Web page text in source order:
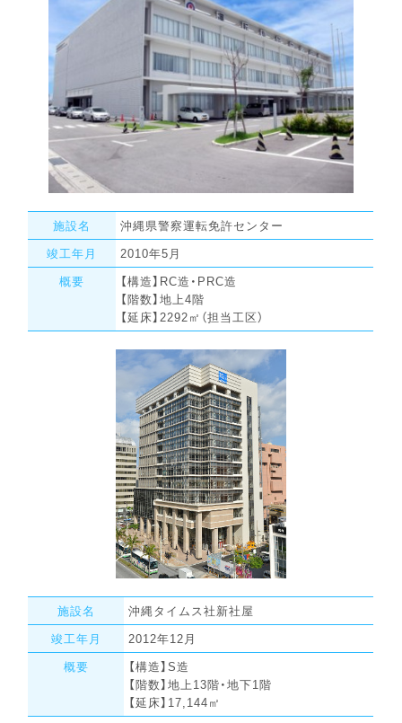
施設名
沖縄県警察運転免許センター
竣工年月
2010年5月
概要
【構造】RC造・PRC造
【階数】地上4階
【延床】2292㎡（担当工区）
施設名
沖縄タイムス社新社屋
竣工年月
2012年12月
概要
【構造】S造
【階数】地上13階・地下1階
【延床】17,144㎡